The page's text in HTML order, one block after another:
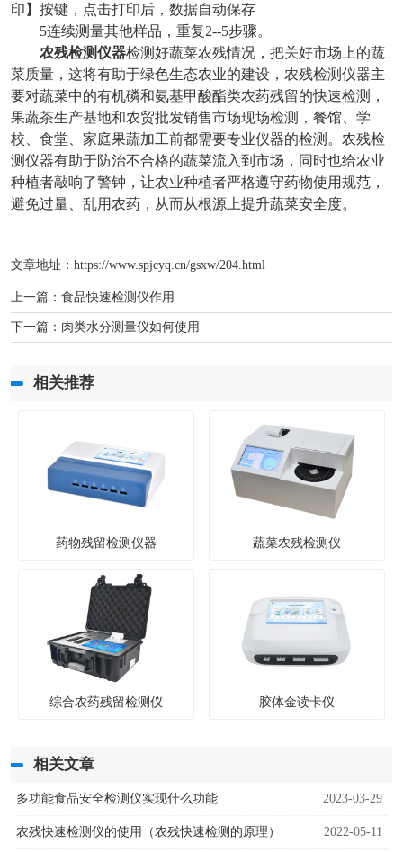
印】按键，点击打印后，数据自动保存
5连续测量其他样品，重复2--5步骤。
农残检测仪器检测好蔬菜农残情况，把关好市场上的蔬
菜质量，这将有助于绿色生态农业的建设，农残检测仪器主
要对蔬菜中的有机磷和氨基甲酸酯类农药残留的快速检测，
果蔬茶生产基地和农贸批发销售市场现场检测，餐馆、学
校、食堂、家庭果蔬加工前都需要专业仪器的检测。农残检
测仪器有助于防治不合格的蔬菜流入到市场，同时也给农业
种植者敲响了警钟，让农业种植者严格遵守药物使用规范，
避免过量、乱用农药，从而从根源上提升蔬菜安全度。
文章地址： https://www.spjcyq.cn/gsxw/204.html
上一篇： 食品快速检测仪作用
下一篇： 肉类水分测量仪如何使用
相关推荐
药物残留检测仪器 蔬菜农残检测仪
综合农药残留检测仪 胶体金读卡仪
相关文章
多功能食品安全检测仪实现什么功能 2023-03-29
农残快速检测仪的使用（农残快速检测的原理） 2022-05-11